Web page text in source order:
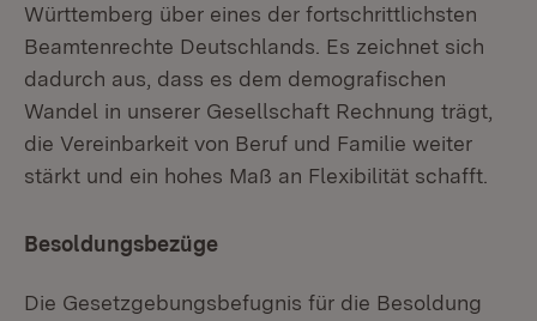
Württemberg über eines der fortschrittlichsten
Beamtenrechte Deutschlands. Es zeichnet sich
dadurch aus, dass es dem demografischen
Wandel in unserer Gesellschaft Rechnung trägt,
die Vereinbarkeit von Beruf und Familie weiter
stärkt und ein hohes Maß an Flexibilität schafft.
Besoldungsbezüge
Die Gesetzgebungsbefugnis für die Besoldung